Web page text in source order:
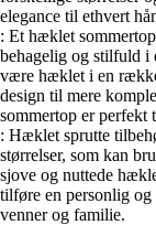
elegance til ethvert
: Et hæklet
behagelig og stilfuld i
være hæklet i en
design til mere
sommertop er perfekt
: Hæklet sprutte
størrelser, som kan
sjove og nuttede
tilføre en personlig
venner og familie.